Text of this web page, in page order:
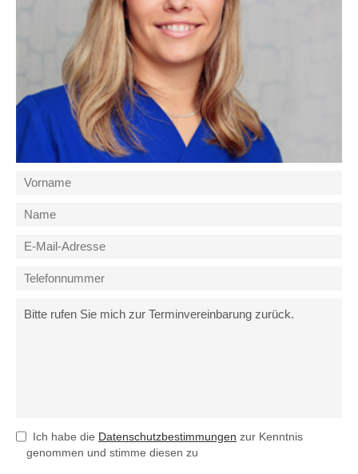
Ich habe die Datenschutzbestimmungen zur Kenntnis
genommen und stimme diesen zu